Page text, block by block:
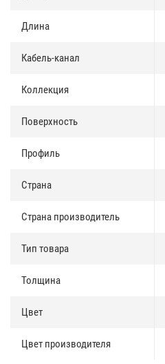
Длина
Кабель-канал
Коллекция
Поверхность
Профиль
Страна
Страна производитель
Тип товара
Толщина
Цвет
Цвет производителя